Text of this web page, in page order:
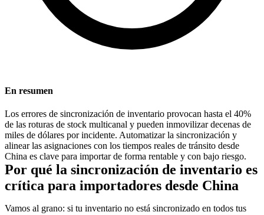
En resumen
Los errores de sincronización de inventario provocan hasta el 40%
de las roturas de stock multicanal y pueden inmovilizar decenas de
miles de dólares por incidente. Automatizar la sincronización y
alinear las asignaciones con los tiempos reales de tránsito desde
China es clave para importar de forma rentable y con bajo riesgo.
Por qué la sincronización de inventario es
crítica para importadores desde China
Vamos al grano: si tu inventario no está sincronizado en todos tus